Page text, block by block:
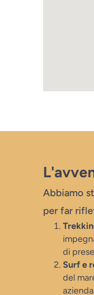
Abbiamo
per far
di
Surf e
del